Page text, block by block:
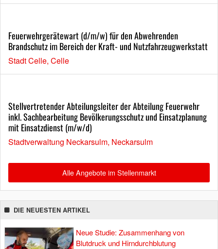
Feuerwehrgerätewart (d/m/w) für den Abwehrenden
Brandschutz im Bereich der Kraft- und Nutzfahrzeugwerkstatt
Stadt Celle, Celle
Stellvertretender Abteilungsleiter der Abteilung Feuerwehr
inkl. Sachbearbeitung Bevölkerungsschutz und Einsatzplanung
mit Einsatzdienst (m/w/d)
Stadtverwaltung Neckarsulm, Neckarsulm
Alle Angebote im Stellenmarkt
DIE NEUESTEN ARTIKEL
Neue Studie: Zusammenhang von
Blutdruck und Hirndurchblutung